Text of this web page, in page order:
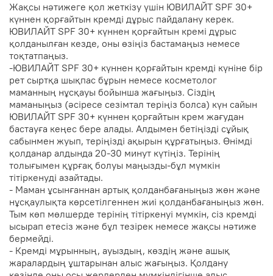
Жақсы нәтижеге қол жеткізу үшін ЮВИЛАЙТ SPF 30+
күннен қорғайтын кремді дұрыс пайдалану керек.
ЮВИЛАЙТ SPF 30+ күннен қорғайтын кремі дұрыс
қолданылған кезде, оны өзіңіз бастамаңыз немесе
тоқтатпаңыз.
-ЮВИЛАЙТ SPF 30+ күннен қорғайтын кремді күніне бір
рет сыртқа шықпас бұрын немесе косметолог
маманның нұсқауы бойынша жағыңыз. Сіздің
маманыңыз (әсіресе сезімтал теріңіз болса) күн сайын
ЮВИЛАЙТ SPF 30+ күннен қорғайтын крем жағудан
бастауға кеңес бере алады. Алдымен бетіңізді сұйық
сабынмен жуып, теріңізді ақырын құрғатыңыз. Өнімді
қолданар алдында 20-30 минут күтіңіз. Терінің
толығымен құрғақ болуы маңызды-бұл мүмкін
тітіркенуді азайтады.
- Маман ұсынғаннан артық қолданбағаныңыз жөн және
нұсқаулықта көрсетілгеннен жиі қолданбағаныңыз жөн.
Тым көп мөлшерде терінің тітіркенуі мүмкін, сіз кремді
ысырап етесіз және бұл тезірек немесе жақсы нәтиже
бермейді.
- Кремді мұрынның, ауыздың, көздің және ашық
жаралардың ұштарынан алыс жағыңыз. Қолдану